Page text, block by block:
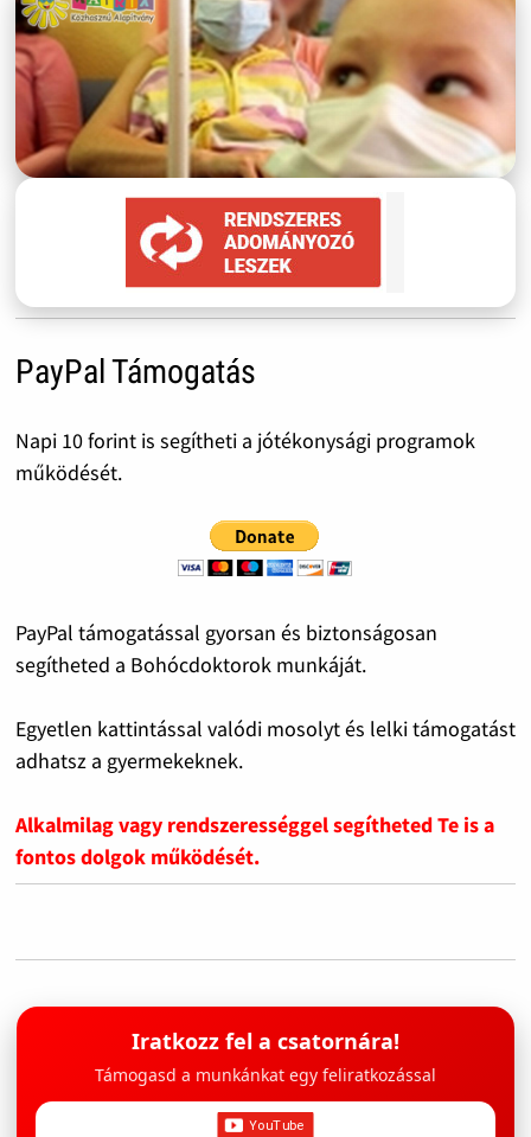
PayPal Támogatás
Napi 10 forint is segítheti a jótékonysági programok
működését.
PayPal támogatással gyorsan és biztonságosan
segítheted a Bohócdoktorok munkáját.
Egyetlen kattintással valódi mosolyt és lelki támogatást
adhatsz a gyermekeknek.
Alkalmilag vagy rendszerességgel segítheted Te is a
fontos dolgok működését.
Iratkozz fel a csatornára!
Támogasd a munkánkat egy feliratkozással